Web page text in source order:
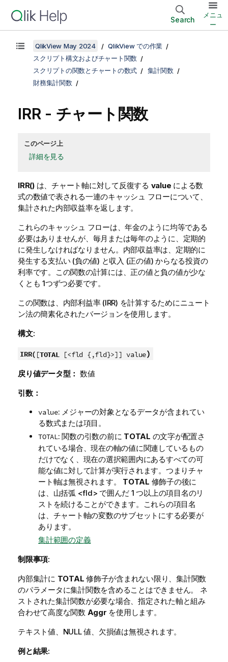
Search
メニュ
ー
QlikView May 2024
QlikView での作業
スクリプト構文およびチャート関数
スクリプトの関数とチャートの数式
集計関数
財務集計関数
IRR - チャート関数
このページ上
詳細を見る
IRR()は、チャート軸に対して反復する value による数
式の数値で表される一連のキャッシュ フローについて、
集計された内部収益率を返します。
これらのキャッシュ フローは、年金のように均等である
必要はありませんが、毎月または毎年のように、定期的
に発生しなければなりません。内部収益率は、定期的に
発生する支払い (負の値) と収入 (正の値) からなる投資の
利率です。この関数の計算には、正の値と負の値が少な
くとも 1つずつ必要です。
この関数は、内部利益率 (IRR) を計算するためにニュート
ン法の簡素化されたバージョンを使用します。
構文:
IRR( [TOTAL[<fld {,fld}>]] value)
戻り値データ型： 数値
引数：
value: メジャーの対象となるデータが含まれてい
る数式または項目。
TOTAL: 関数の引数の前に TOTAL の文字が配置さ
れている場合、現在の軸の値に関連しているもの
だけでなく、現在の選択範囲内にあるすべての可
能な値に対して計算が実行されます。つまりチャ
ート軸は無視されます。 TOTAL 修飾子の後に
は、山括弧 <fld> で囲んだ 1 つ以上の項目名のリ
ストを続けることができます。これらの項目名
は、チャート軸の変数のサブセットにする必要が
あります。
集計範囲の定義
制限事項:
内部集計に TOTAL 修飾子が含まれない限り、集計関数
のパラメータに集計関数を含めることはできません。 ネ
ストされた集計関数が必要な場合、指定された軸と組み
合わせて高度な関数 Aggr を使用します。
テキスト値、 NULL値、欠損値は無視されます。
例と結果: